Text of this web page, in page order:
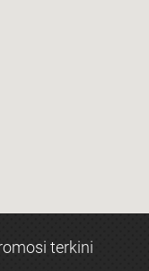
terkini